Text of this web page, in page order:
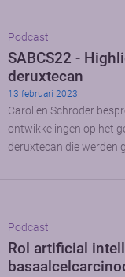
Podcast
SABCS22 -
deruxtecan
13 februari 2023
Carolien Schröder
ontwikkelingen op het
deruxtecan die werden
Podcast
Rol artificial